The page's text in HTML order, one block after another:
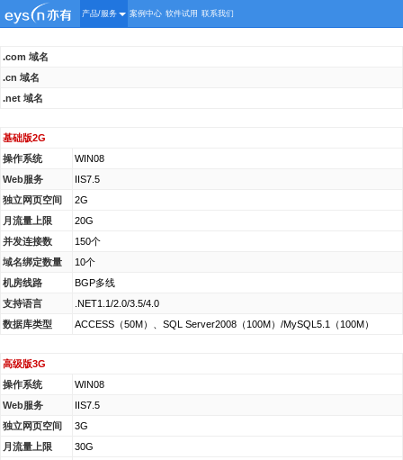
产品/服务 案例中心 软件试用 联系我们
.com 域名
.cn 域名
.net 域名
基础版2G
操作系统
WIN08
Web服务
IIS7.5
独立网页空间
2G
月流量上限
20G
并发连接数
150个
域名绑定数量
10个
机房线路
BGP多线
支持语言
.NET1.1/2.0/3.5/4.0
数据库类型
ACCESS（50M）、SQL Server2008（100M）/MySQL5.1（100M）
高级版3G
操作系统
WIN08
Web服务
IIS7.5
独立网页空间
3G
月流量上限
30G